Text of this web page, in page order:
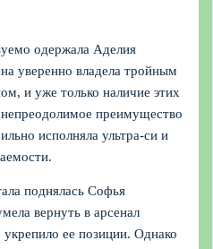
одержала Аделия
уверенно владела тройным
и уже только наличие этих
преимущество
исполняла ультра-си и
поднялась Софья
вернуть в арсенал
ее позиции. Однако